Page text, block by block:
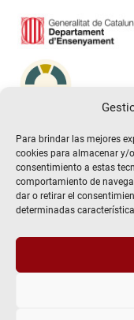
Para brindar las mejores
cookies para almacenar y/
consentimiento a estas
comportamiento de
dar o retirar el
determinadas